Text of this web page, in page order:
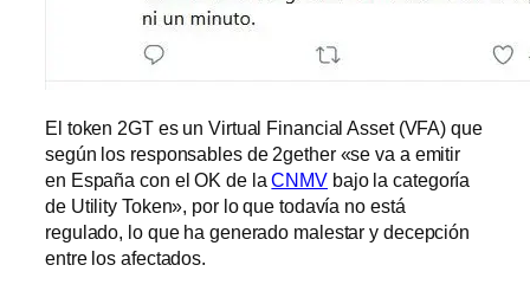
El token 2GT es un Virtual Financial Asset (VFA) que
según los responsables de 2gether «se va a emitir
en España con el OK de laCNMV bajo la categoría
de Utility Token», por lo que todavía no está
regulado, lo que ha generado malestar y decepción
entre los afectados.